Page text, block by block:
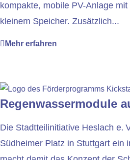
kompakte, mobile PV-Anlage
kleinem Speicher. Zusätzlich...
Mehr erfahren
Regenwassermodule
Die Stadtteilinitiative Heslach e.
Südheimer Platz in Stuttgart ein